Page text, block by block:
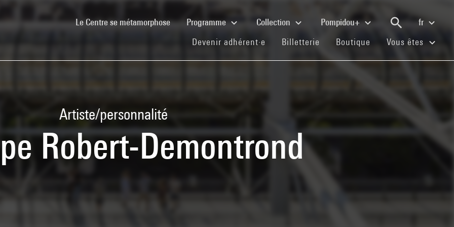
Le Centre se métamorphose(current)Programme Collection Pompidou+
fr
Devenir adhérent·e (current)
Billetterie (current)
Boutique (current)
Vous êtes
Artiste/personnalité
Robert-Demontrond